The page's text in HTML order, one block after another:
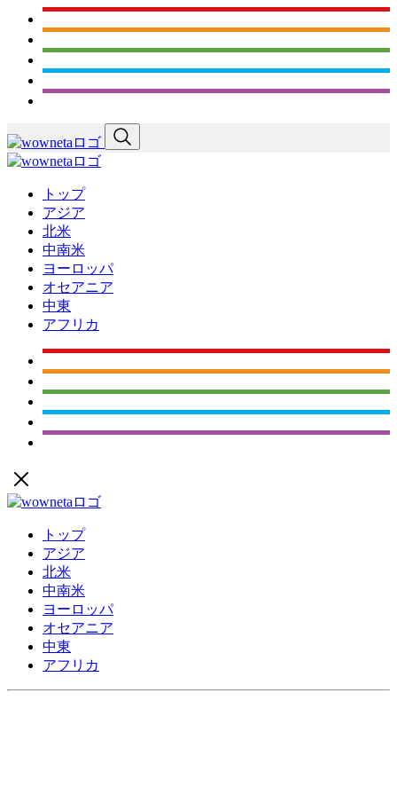
トップ
アジア
北米
中南米
ヨーロッパ
オセアニア
中東
アフリカ
トップ
アジア
北米
中南米
ヨーロッパ
オセアニア
中東
アフリカ